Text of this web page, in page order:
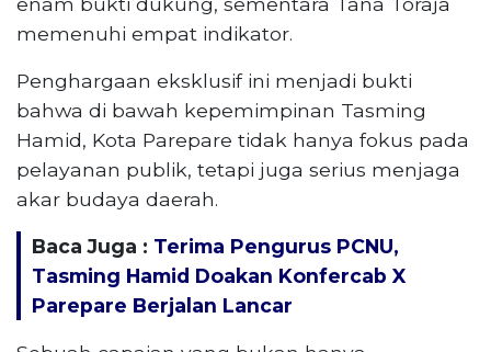
memenuhi empat indikator.
Penghargaan eksklusif ini menjadi bukti
bahwa di bawah kepemimpinan Tasming
Hamid, Kota Parepare tidak hanya fokus pada
pelayanan publik, tetapi juga serius menjaga
akar budaya daerah.
Baca Juga : Terima Pengurus PCNU,
Tasming Hamid Doakan Konfercab X
Parepare Berjalan Lancar